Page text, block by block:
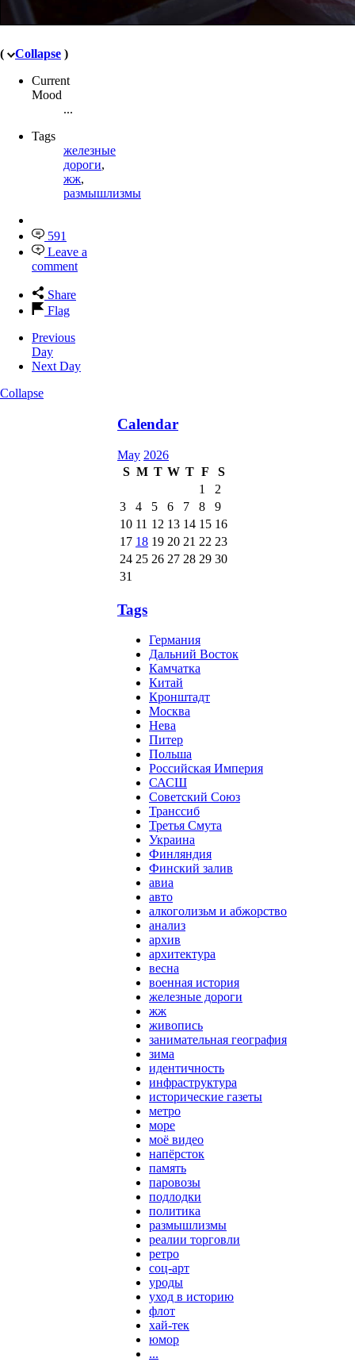
( Collapse )
Current
Mood
...
Tags
железные
дороги,
жж,
размышлизмы
591
Leave a
comment
Share
Flag
Previous
Day
Next Day
Collapse
Calendar
May 2026
S M T W T F
S
1
2
3
4 5 6 7 8
9
10 11 12 13 14 15 16
17 18 19 20 21 22 23
24 25 26 27 28 29 30
31
Tags
Германия
Дальний Восток
Камчатка
Китай
Кронштадт
Москва
Нева
Питер
Польша
Российская Империя
САСШ
Советский Союз
Транссиб
Третья Смута
Украина
Финляндия
Финский залив
авиа
авто
алкоголизьм и абжорство
анализ
архив
архитектура
весна
военная история
железные дороги
жж
живопись
занимательная география
зима
идентичность
инфраструктура
исторические газеты
метро
море
моё видео
напёрсток
память
паровозы
подлодки
политика
размышлизмы
реалии торговли
ретро
соц-арт
уроды
уход в историю
флот
хай-тек
юмор
...